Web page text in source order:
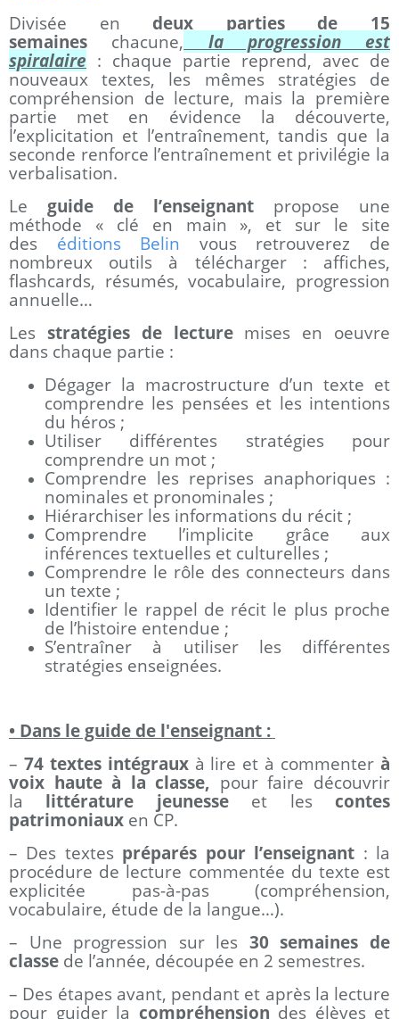
Divisée en deux parties de 15
semaines chacune, la progression est
spiralaire : chaque partie reprend, avec de
nouveaux textes, les mêmes stratégies de
compréhension de lecture, mais la première
partie met en évidence la découverte,
l’explicitation et l’entraînement, tandis que la
seconde renforce l’entraînement et privilégie la
verbalisation.
Le guide de l’enseignant propose une
méthode « clé en main », et sur le site
des éditions Belin vous retrouverez de
nombreux outils à télécharger : affiches,
flashcards, résumés, vocabulaire, progression
annuelle…
Les stratégies de lecture mises en oeuvre
dans chaque partie :
Dégager la macrostructure d’un texte et
comprendre les pensées et les intentions
du héros ;
Utiliser différentes stratégies pour
comprendre un mot ;
Comprendre les reprises anaphoriques :
nominales et pronominales ;
Hiérarchiser les informations du récit ;
Comprendre l’implicite grâce aux
inférences textuelles et culturelles ;
Comprendre le rôle des connecteurs dans
un texte ;
Identifier le rappel de récit le plus proche
de l’histoire entendue ;
S’entraîner à utiliser les différentes
stratégies enseignées.
• Dans le guide de l'enseignant :
– 74 textes intégraux à lire et à commenter à
voix haute à la classe, pour faire découvrir
la littérature jeunesseet les contes
patrimoniaux en CP.
– Des textes préparés pour l’enseignant : la
procédure de lecture commentée du texte est
explicitée pas-à-pas (compréhension,
vocabulaire, étude de la langue…).
– Une progression sur les 30 semaines de
classe de l’année, découpée en 2 semestres.
– Des étapes avant, pendant et après la lecture
pour guider la compréhensiondes élèves et